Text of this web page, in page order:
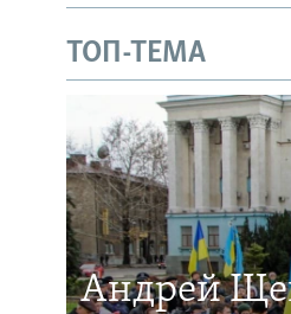
ТОП-ТЕМА
Андрей